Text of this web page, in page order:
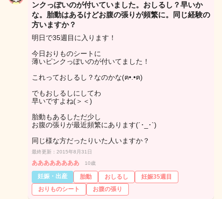
ンクっぽいのが付いていました。おしるし？早いか
な。胎動はあるけどお腹の張りが頻繁に。同じ経験の
方いますか？
明日で35週目に入ります！
今日おりものシートに
薄いピンクっぽいのが付いてました！
これっておしるし？なのかな(ฅ•.•ฅ)
でもおしるしにしてわ
早いですよね(＞＜)
胎動もあるしただ少し
お腹の張りが最近頻繁にあります(´･_･`)
同じ様な方だったりいた人いますか？
最終更新：2015年8月31日
ああああああああ 10歳
妊娠・出産 胎動 おしるし
妊娠35週目
おりものシート
お腹の張り